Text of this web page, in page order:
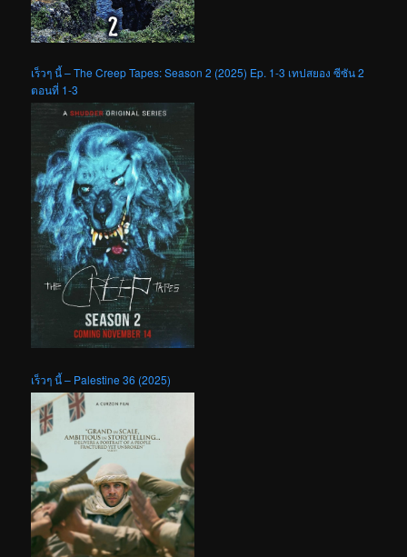
เร็วๆ นี้ – The Creep Tapes: Season 2 (2025) Ep. 1-3 เทปสยอง ซีซัน 2
ตอนที่ 1-3
เร็วๆ นี้ – Palestine 36 (2025)